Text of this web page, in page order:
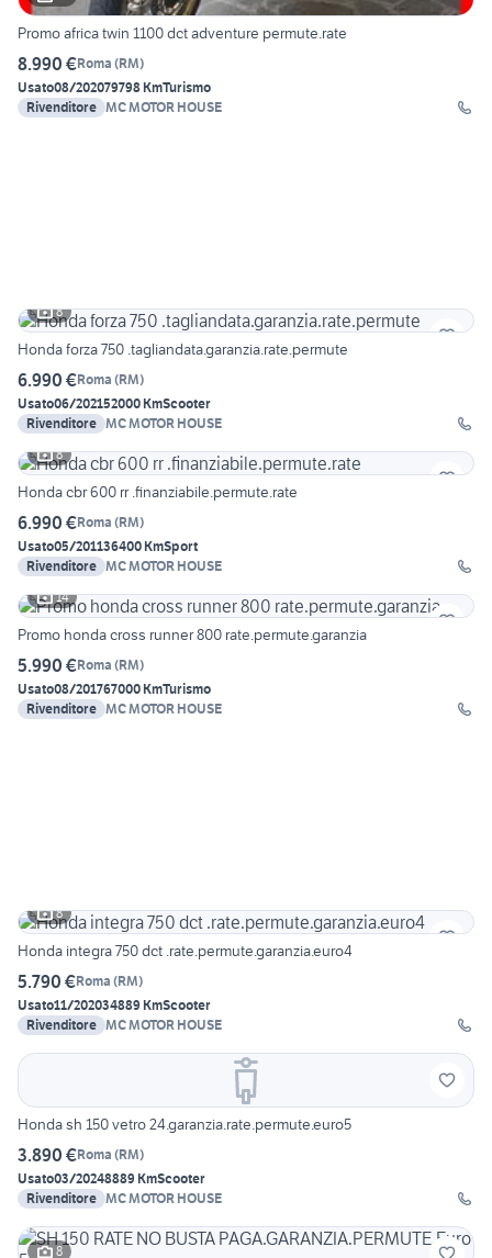
Promo africa twin 1100 dct adventure permute.rate
8.990 €Roma (RM)
Usato08/202079798 KmTurismo
Rivenditore MC MOTOR HOUSE
8
Honda forza 750 .tagliandata.garanzia.rate.permute
6.990 €Roma (RM)
Usato06/202152000 KmScooter
Rivenditore MC MOTOR HOUSE
8
Honda cbr 600 rr .finanziabile.permute.rate
6.990 €Roma (RM)
Usato05/201136400 KmSport
Rivenditore MC MOTOR HOUSE
14
Promo honda cross runner 800 rate.permute.garanzia
5.990 €Roma (RM)
Usato08/201767000 KmTurismo
Rivenditore MC MOTOR HOUSE
8
Honda integra 750 dct .rate.permute.garanzia.euro4
5.790 €Roma (RM)
Usato11/202034889 KmScooter
Rivenditore MC MOTOR HOUSE
Honda sh 150 vetro 24.garanzia.rate.permute.euro5
3.890 €Roma (RM)
Usato03/20248889 KmScooter
Rivenditore MC MOTOR HOUSE
8